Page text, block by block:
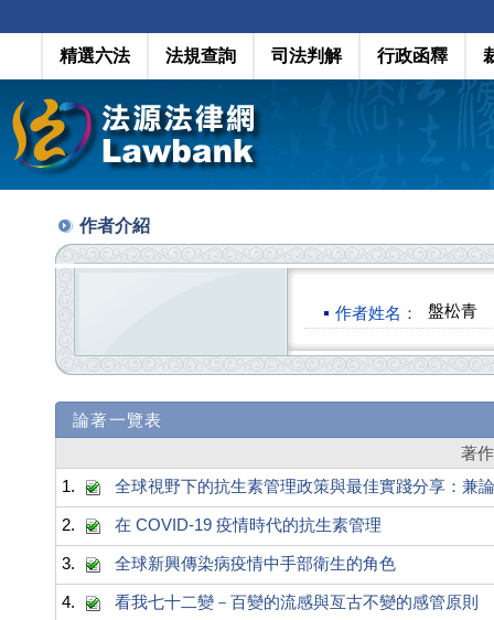
精選六法 法規查詢 司法判解 行政函釋
作者介紹
作者姓名： 盤松青
論著一覽表
著
1.
全球視野下的抗生素管理政策與最佳實踐分享：兼
2. 在 COVID-19 疫情時代的抗生素管理
3. 全球新興傳染病疫情中手部衛生的角色
4. 看我七十二變－百變的流感與亙古不變的感管原則